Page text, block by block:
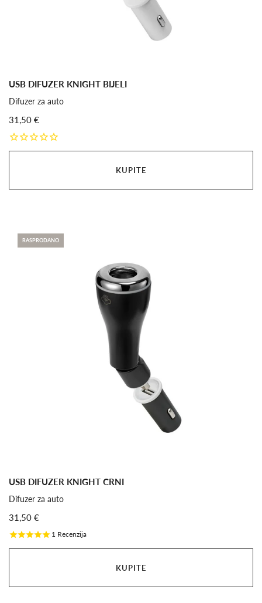
USB DIFUZER KNIGHT BIJELI
Difuzer za auto
31,50 €
KUPITE
RASPRODANO
USB DIFUZER KNIGHT CRNI
Difuzer za auto
31,50 €
1 Recenzija
KUPITE